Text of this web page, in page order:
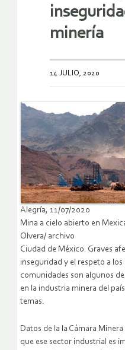
minería
14 JULIO, 2020
Alegría, 11/07/2020
Mina a cielo abierto en
Olvera/ archivo
Ciudad de México. Graves
inseguridad y el respeto a
comunidades son algunos
en la industria minera del
temas.
Datos de la la Cámara
que ese sector industrial es